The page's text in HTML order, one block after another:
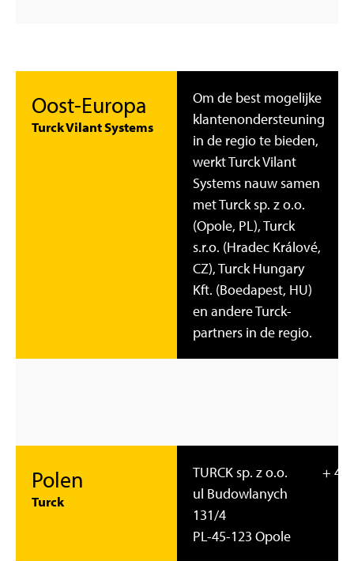
Oost-Europa
Turck Vilant Systems
Om de best mogelijke
klantenondersteuning
in de regio te bieden,
werkt Turck Vilant
Systems nauw samen
met Turck sp. z o.o.
(Opole, PL), Turck
s.r.o. (Hradec Králové,
CZ), Turck Hungary
Kft. (Boedapest, HU)
en andere Turck-
partners in de regio.
Polen
Turck
TURCK sp. z o.o.
ul Budowlanych
131/4
PL-45-123 Opole
+ 48